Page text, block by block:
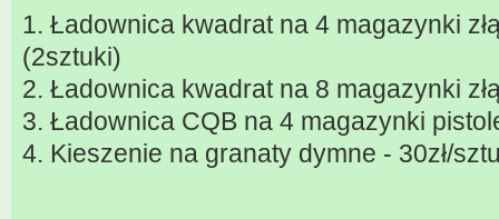
1. Ładownica kwadrat na 4 magazynki
(2sztuki)
2. Ładownica kwadrat na 8 magazynki
3. Ładownica CQB na 4 magazynki
4. Kieszenie na granaty dymne - 30zł/